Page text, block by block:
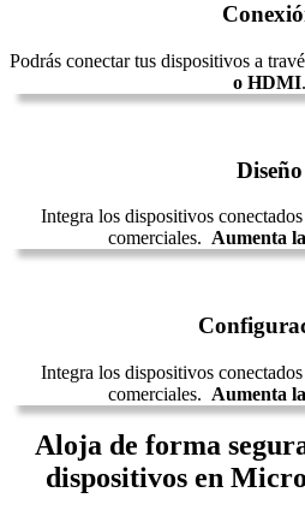
Podrás conectar tus dispositivos a
o HDMI.
Diseño
Integra los dispositivos
comerciales. Aumenta
Integra los dispositivos
comerciales. Aumenta
Aloja de forma
dispositivos en